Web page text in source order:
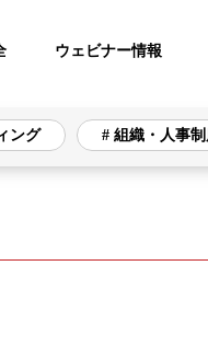
ウェビナー情報
ング # 組織・人事